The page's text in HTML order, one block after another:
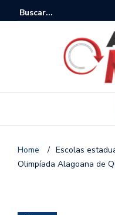
Home / Escolas
Olimpíada Alagoana de